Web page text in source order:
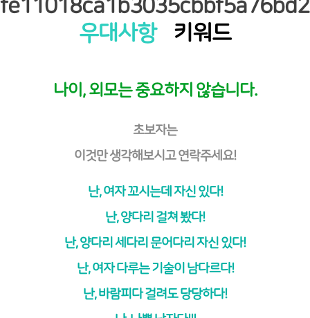
우대사항 키워드
나이, 외모는 중요하지 않습니다.
초보자는
이것만 생각해보시고 연락주세요!
난, 여자 꼬시는데 자신 있다!
난, 양다리 걸쳐 봤다!
난, 양다리 세다리 문어다리 자신 있다!
난, 여자 다루는 기술이 남다르다!
난, 바람피다 걸려도 당당하다!